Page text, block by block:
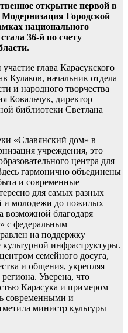
открытие первой в
Городской
национального
36-й по счету
глава Карасукского
Кулаков, начальник отдела
и народного творчества
Ковальчук, директор
библиотеки Светлана
«Славянский дом» в
учреждения, это
центра для
гармонично объединены
и современные
для самых разных
и молодежи до пожилых
возможной благодаря
с федеральным
на поддержку
инфраструктуры.
семейного досуга,
и общения, укрепляя
Уверена, что
Карасука и примером
современными и
министр культуры